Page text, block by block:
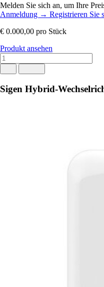
Melden Sie sich an, um Ihre
Anmeldung → Registrieren Sie
€ 0.000,00 pro Stück
Produkt ansehen
Sigen Hybrid-